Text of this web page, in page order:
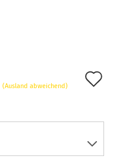
(Ausland abweichend)